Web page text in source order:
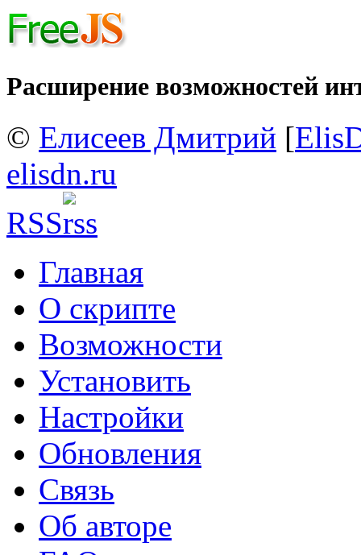
Расширение возможностей
© Елисеев Дмитрий [
elisdn.ru
RSS
Главная
О скрипте
Возможности
Установить
Настройки
Обновления
Связь
Об авторе